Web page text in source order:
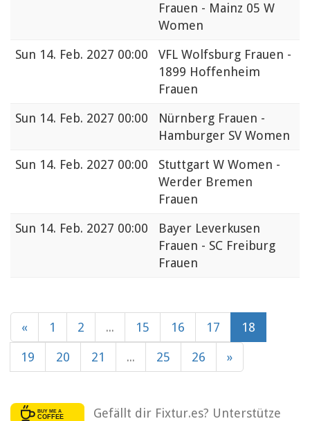
Frauen - Mainz 05 W
Women
Sun 14. Feb. 2027 00:00
VFL Wolfsburg Frauen -
1899 Hoffenheim
Frauen
Sun 14. Feb. 2027 00:00
Nürnberg Frauen -
Hamburger SV Women
Sun 14. Feb. 2027 00:00
Stuttgart W Women -
Werder Bremen
Frauen
Sun 14. Feb. 2027 00:00
Bayer Leverkusen
Frauen - SC Freiburg
Frauen
« 1 2 ... 15 16 17 18
19 20 21 ... 25 26 »
Gefällt dir Fixtur.es? Unterstütze